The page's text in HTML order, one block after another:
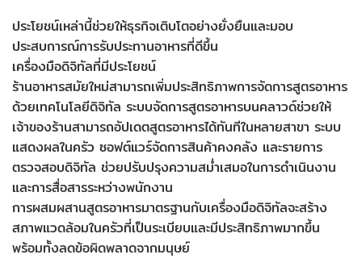
ประโยชน์เหล่านี้ช่วยให้ธุรกิจเติบโตอย่างยั่งยืนและมอบ
ประสบการณ์การรับประทานอาหารที่ดีขึ้น
เครื่องมือดิจิทัลที่มีประโยชน์
ร้านอาหารสมัยใหม่สามารถเพิ่มประสิทธิภาพการจัดการสูตรอาหาร
ด้วยเทคโนโลยีดิจิทัล ระบบจัดการสูตรอาหารบนคลาวด์ช่วยให้
เจ้าของร้านสามารถอัปเดตสูตรอาหารได้ทันทีในหลายสาขา ระบบ
แสดงผลในครัว ซอฟต์แวร์จัดการสินค้าคงคลัง และรายการ
ตรวจสอบดิจิทัล ช่วยปรับปรุงความสม่ำเสมอในการดำเนินงาน
และการสื่อสารระหว่างพนักงาน
การผสมผสานสูตรอาหารมาตรฐานกับเครื่องมือดิจิทัลจะสร้าง
สภาพแวดล้อมในครัวที่เป็นระเบียบและมีประสิทธิภาพมากขึ้น
พร้อมทั้งลดข้อผิดพลาดจากมนุษย์